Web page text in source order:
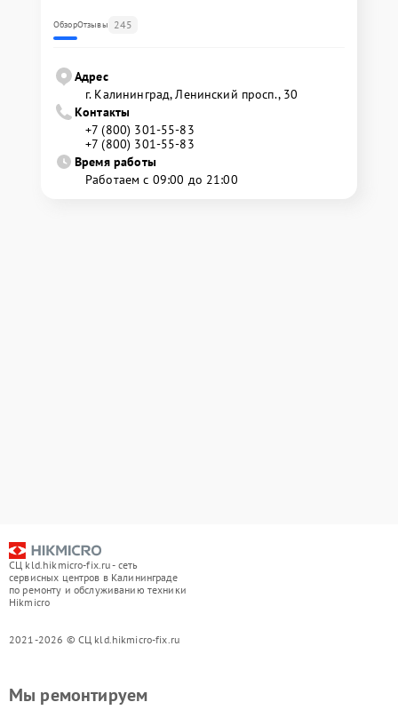
ОбзорОтзывы 245
Адрес
г. Калининград, Ленинский просп., 30
Контакты
+7 (800) 301-55-83
+7 (800) 301-55-83
Время работы
Работаем с 09:00 до 21:00
СЦ kld.hikmicro-fix.ru - сеть
сервисных центров в Калининграде
по ремонту и обслуживанию техники
Hikmicro
2021-2026 © СЦ kld.hikmicro-fix.ru
Мы ремонтируем